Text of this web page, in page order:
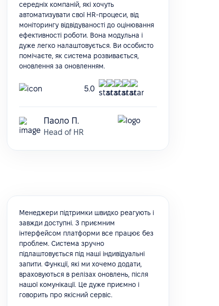
середніх компаній, які хочуть
автоматизувати свої HR-процеси, від
моніторингу відвідуваності до оцінювання
ефективності роботи. Вона модульна і
дуже легко налаштовується. Ви особисто
помічаєте, як система розвивається,
оновлення за оновленням.
5.0
Паоло П.
Head of HR
Менеджери підтримки швидко реагують і
завжди доступні. З приємним
інтерфейсом платформи все працює без
проблем. Система зручно
підлаштовується під наші індивідуальні
запити. Функції, які ми хочемо додати,
враховуються в релізах оновлень, після
нашої комунікації. Це дуже приємно і
говорить про якісний сервіс.